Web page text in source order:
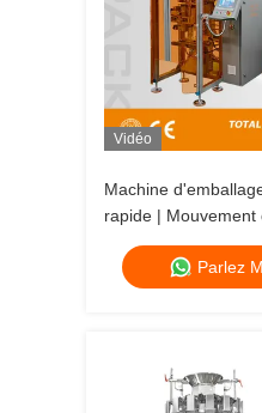
Vidéo
Machine
rapide | Mouvement
200 BPM
Parlez